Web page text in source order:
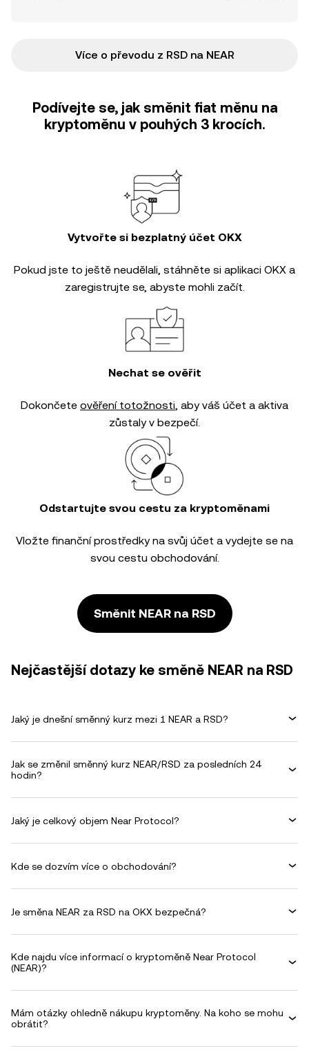
Více o převodu z RSD na NEAR
Podívejte se, jak směnit fiat měnu na
kryptoměnu v pouhých 3 krocích.
Vytvořte si bezplatný účet OKX
Pokud jste to ještě neudělali, stáhněte si aplikaci OKX a
zaregistrujte se, abyste mohli začít.
Nechat se ověřit
Dokončete ověření totožnosti, aby váš účet a aktiva
zůstaly v bezpečí.
Odstartujte svou cestu za kryptoměnami
Vložte finanční prostředky na svůj účet a vydejte se na
svou cestu obchodování.
Směnit NEAR na RSD
Nejčastější dotazy ke směně NEAR na RSD
Jaký je dnešní směnný kurz mezi 1 NEAR a RSD?
Jak se změnil směnný kurz NEAR/RSD za posledních 24
hodin?
Jaký je celkový objem Near Protocol?
Kde se dozvím více o obchodování?
Je směna NEAR za RSD na OKX bezpečná?
Kde najdu více informací o kryptoměně Near Protocol
(NEAR)?
Mám otázky ohledně nákupu kryptoměny. Na koho se mohu
obrátit?